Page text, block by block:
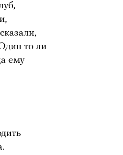
то ли
ему